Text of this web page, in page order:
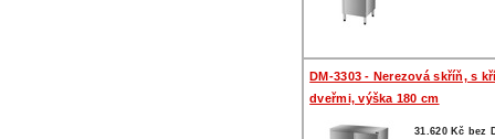
DM-3303 - Nerezová skříň, s
dveřmi, výška 180 cm
31.620 Kč bez